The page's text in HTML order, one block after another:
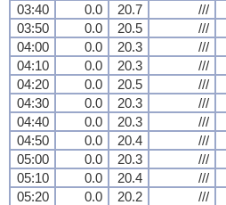
03:40
0.0 20.7 ///
03:50
0.0 20.5 ///
04:00
0.0 20.3 ///
04:10
0.0 20.3 ///
04:20
0.0 20.5 ///
04:30
0.0 20.3 ///
04:40
0.0 20.3 ///
04:50
0.0 20.4 ///
05:00
0.0 20.3 ///
05:10
0.0 20.4 ///
05:20
0.0 20.2 ///